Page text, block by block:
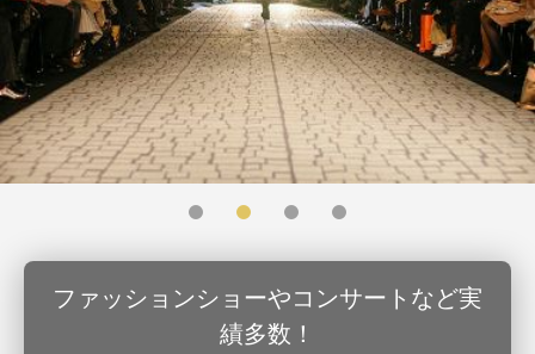
ファッションショーやコンサートなど実
績多数！